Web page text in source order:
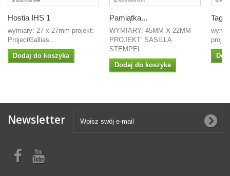
Hostia IHS 1
wymiary: 27 x 27mm projekt:
ProjectGallias...
Dodaj do koszyka
Pamiątka...
WYMIARY: 45MM X 22MM
PROJEKT: SASILLA
STEMPEL...
Dodaj do koszyka
Tag
Newsletter